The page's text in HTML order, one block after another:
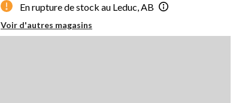
En rupture de stock au Leduc, AB
Voir d'autres magasins